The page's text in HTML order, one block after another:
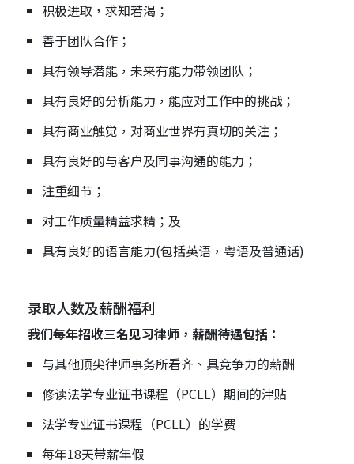
积极进取，求知若渴；
善于团队合作；
具有领导潜能，未来有能力带领团队；
具有良好的分析能力，能应对工作中的挑战；
具有商业触觉，对商业世界有真切的关注；
具有良好的与客户及同事沟通的能力；
注重细节；
对工作质量精益求精；及
具有良好的语言能力(包括英语，粤语及普通话)
录取人数及薪酬福利
我们每年招收三名见习律师，薪酬待遇包括：
与其他顶尖律师事务所看齐、具竞争力的薪酬
修读法学专业证书课程（PCLL）期间的津贴
法学专业证书课程（PCLL）的学费
每年18天带薪年假